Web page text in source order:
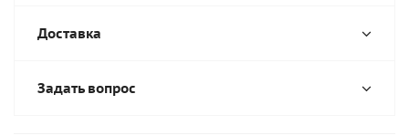
Доставка
Задать вопрос